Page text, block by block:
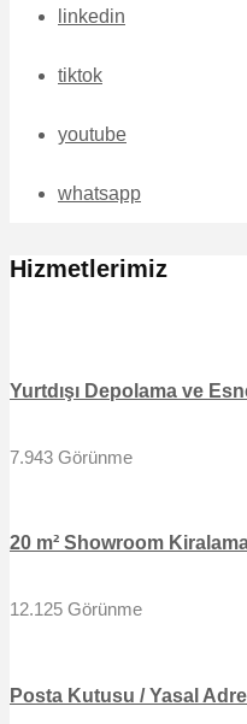
linkedin
tiktok
youtube
whatsapp
Hizmetlerimiz
Yurtdışı Depolama ve
7.943 Görünme
20 m² Showroom
12.125 Görünme
Posta Kutusu / Yasal